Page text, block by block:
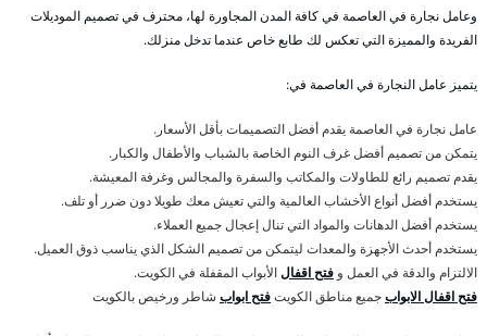
وعامل نجارة في العاصمة في كافة المدن المجاورة لها، محترف في تصميم الموديلات
الفريدة والمميزة التي تعكس لك طابع خاص عندما تدخل منزلك.
يتميز عامل النجارة في العاصمة في:
عامل نجارة في العاصمة يقدم أفضل التصميمات بأقل الأسعار.
يتمكن من تصميم أفضل غرف النوم الخاصة بالشباب والأطفال والكبار.
يقدم تصميم رائع للطاولات والمكاتب والسفرة والمجالس وغرفة المعيشة.
يستخدم أفضل أنواع الأخشاب العالمية والتي تعيش معك طويلا دون ضرر أو تلف.
يستخدم أفضل الدهانات والمواد التي تنال إعجال جميع العملاء.
يستخدم أحدث الأجهزة والمعدات ليتمكن من تصميم الشكل الذي يناسب ذوق العميل.
الالتزام والدقة في العمل و فتح اقفالالأبواب المقفلة في الكويت.
فتح اقفال الابوابجميع مناطق الكويتفتح ابواب شاطر ورخيص بالكويت